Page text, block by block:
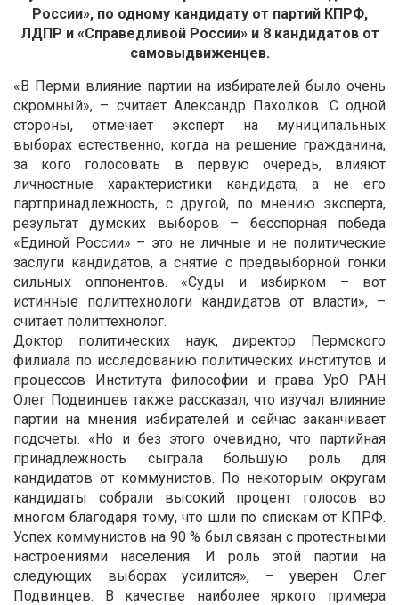
России», по одному кандидату от партий КПРФ,
ЛДПР и «Справедливой России» и 8 кандидатов от
самовыдвиженцев.
«В Перми влияние партии на избирателей было очень
скромный», – считает Александр Пахолков. С одной
стороны, отмечает эксперт на муниципальных
выборах естественно, когда на решение гражданина,
за кого голосовать в первую очередь, влияют
личностные характеристики кандидата, а не его
партпринадлежность, с другой, по мнению эксперта,
результат думских выборов – бесспорная победа
«Единой России» – это не личные и не политические
заслуги кандидатов, а снятие с предвыборной гонки
сильных оппонентов. «Суды и избирком – вот
истинные политтехнологи кандидатов от власти», –
считает политтехнолог.
Доктор политических наук, директор Пермского
филиала по исследованию политических институтов и
процессов Института философии и права УрО РАН
Олег Подвинцев также рассказал, что изучал влияние
партии на мнения избирателей и сейчас заканчивает
подсчеты. «Но и без этого очевидно, что партийная
принадлежность сыграла большую роль для
кандидатов от коммунистов. По некоторым округам
кандидаты собрали высокий процент голосов во
многом благодаря тому, что шли по спискам от КПРФ.
Успех коммунистов на 90 % был связан с протестными
настроениями населения. И роль этой партии на
следующих выборах усилится», – уверен Олег
Подвинцев. В качестве наиболее яркого примера